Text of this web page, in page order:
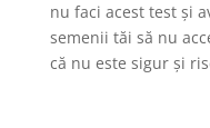
nu faci acest test şi
semenii tăi să nu
că nu este sigur şi